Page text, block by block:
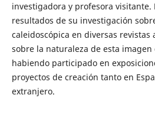
investigadora y profesora visitante.
resultados de su investigación
caleidoscópica en diversas revistas
sobre la naturaleza de esta
habiendo participado en
proyectos de creación tanto en
extranjero.